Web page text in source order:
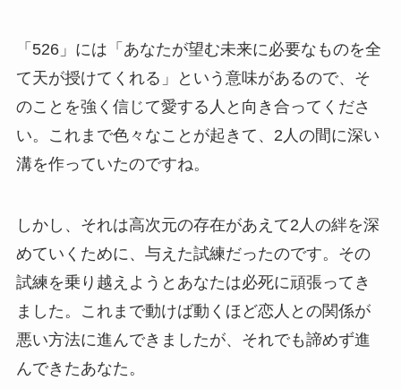
「526」には「あなたが望む未来に必要なものを全
て天が授けてくれる」という意味があるので、そ
のことを強く信じて愛する人と向き合ってくださ
い。これまで色々なことが起きて、2人の間に深い
溝を作っていたのですね。
しかし、それは高次元の存在があえて2人の絆を深
めていくために、与えた試練だったのです。その
試練を乗り越えようとあなたは必死に頑張ってき
ました。これまで動けば動くほど恋人との関係が
悪い方法に進んできましたが、それでも諦めず進
んできたあなた。